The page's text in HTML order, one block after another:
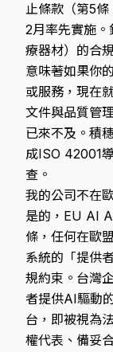
止條款（第5
2月率先實施
療器材）的合
意味著如果你
或服務，現在
文件與品質管
已來不及。積
成ISO 42001
查。
我的公司不在
是的，EU AI
條，任何在歐
系統的「提供
規約束。台灣
者提供AI驅動
台，即被視為
權代表、備妥